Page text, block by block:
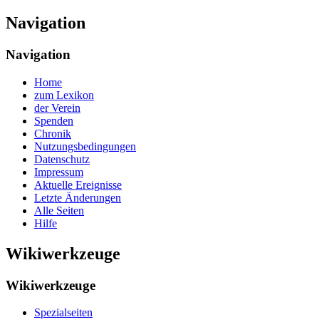
Navigation
Navigation
Home
zum Lexikon
der Verein
Spenden
Chronik
Nutzungsbedingungen
Datenschutz
Impressum
Aktuelle Ereignisse
Letzte Änderungen
Alle Seiten
Hilfe
Wikiwerkzeuge
Wikiwerkzeuge
Spezialseiten